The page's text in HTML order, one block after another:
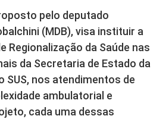
pelo deputado
(MDB), visa instituir a
Regionalização da Saúde nas
da Secretaria de Estado da
SUS, nos atendimentos de
ambulatorial e
cada uma dessas